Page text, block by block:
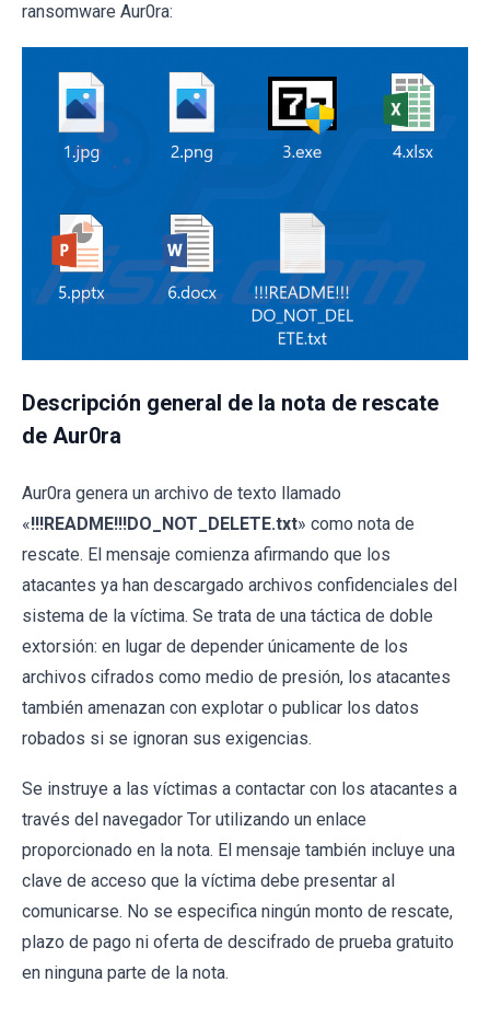
ransomware Aur0ra:
Descripción general de la nota de rescate
de Aur0ra
Aur0ra genera un archivo de texto llamado
«!!!README!!!DO_NOT_DELETE.txt» como nota de
rescate. El mensaje comienza afirmando que los
atacantes ya han descargado archivos confidenciales del
sistema de la víctima. Se trata de una táctica de doble
extorsión: en lugar de depender únicamente de los
archivos cifrados como medio de presión, los atacantes
también amenazan con explotar o publicar los datos
robados si se ignoran sus exigencias.
Se instruye a las víctimas a contactar con los atacantes a
través del navegador Tor utilizando un enlace
proporcionado en la nota. El mensaje también incluye una
clave de acceso que la víctima debe presentar al
comunicarse. No se especifica ningún monto de rescate,
plazo de pago ni oferta de descifrado de prueba gratuito
en ninguna parte de la nota.